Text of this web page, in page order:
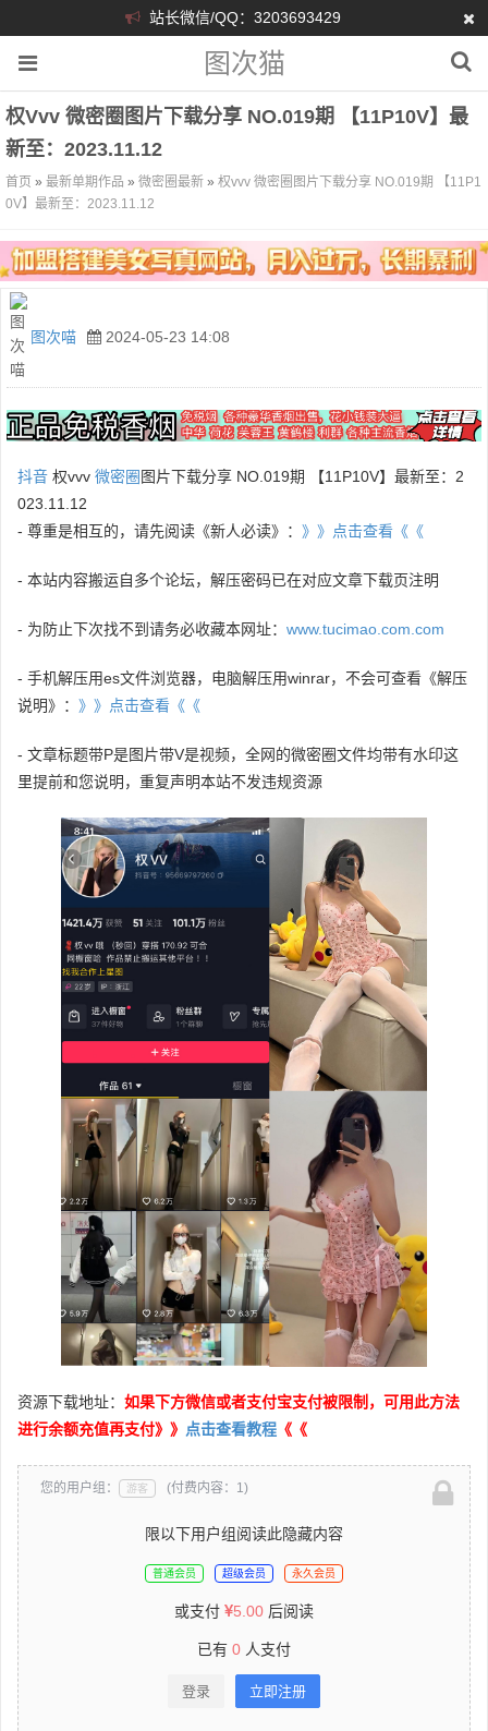
站长微信/QQ：3203693429
图次猫
权vvv 微密圈图片下载分享 NO.019期 【11P10V】最
新至：2023.11.12
首页 » 最新单期作品 » 微密圈最新 » 权vvv 微密圈图片下载分享 NO.019期 【11P1
0V】最新至：2023.11.12
图次喵 2024-05-23 14:08
抖音 权vvv 微密圈 图片下载分享 NO.019期 【11P10V】最新至：2
023.11.12
- 尊重是相互的，请先阅读《新人必读》： 》》点击查看《《
- 本站内容搬运自多个论坛，解压密码已在对应文章下载页注明
- 为防止下次找不到请务必收藏本网址： www.tucimao.com.com
- 手机解压用es文件浏览器，电脑解压用winrar，不会可查看《解压
说明》： 》》点击查看《《
- 文章标题带P是图片带V是视频，全网的微密圈文件均带有水印这
里提前和您说明，重复声明本站不发违规资源
资源下载地址： 如果下方微信或者支付宝支付被限制，可用此方法
进行余额充值再支付》》 点击查看教程 《《
您的用户组： 游客 (付费内容：1)
限以下用户组阅读此隐藏内容
普通会员 超级会员 永久会员
或支付 5.00 后阅读
已有 0 人支付
登录 立即注册